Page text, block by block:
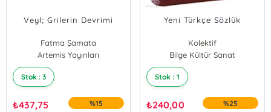
Veyl; Grilerin Devrimi
Fatma Şamata
Artemis Yayınları
Stok : 3
₺437,75 %15
Yeni Türkçe Sözlük
Kolektif
Bilge Kültür Sanat
Stok : 1
₺240,00 %25